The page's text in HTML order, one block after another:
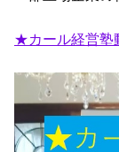
★カール経営塾